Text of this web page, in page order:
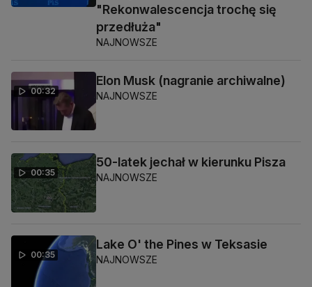
"Rekonwalescencja trochę się
przedłuża"
NAJNOWSZE
00:32
Elon Musk (nagranie archiwalne)
NAJNOWSZE
00:35
50-latek jechał w kierunku Pisza
NAJNOWSZE
00:35
Lake O' the Pines w Teksasie
NAJNOWSZE